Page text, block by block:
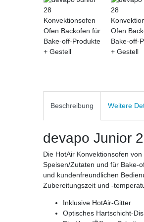
Beschreibung Weitere
devapo Junior
Die HotAir Konvektionsofen
Speisen/Zutaten und für Bake-
und kundenfreundlichen
Zubereitungszeit und -
Inklusive HotAir-Gitter
Optisches Hartschicht-